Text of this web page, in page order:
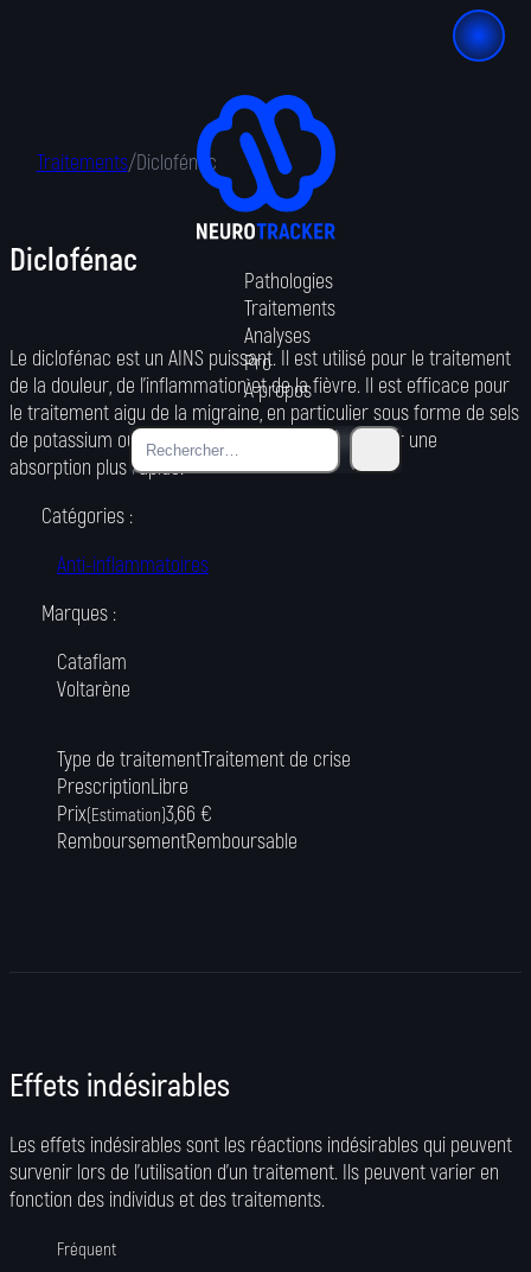
Pathologies
Traitements
Analyses
Pro
À propos
Traitements/Diclofénac
Diclofénac
Le diclofénac est un AINS puissant. Il est utilisé pour le traitement
de la douleur, de l'inflammation et de la fièvre. Il est efficace pour
le traitement aigu de la migraine, en particulier sous forme de sels
de potassium ou de comprimés effervescents pour une
absorption plus rapide.
Catégories :
Anti-inflammatoires
Marques :
Cataflam
Voltarène
Type de traitementTraitement de crise
PrescriptionLibre
Prix(Estimation)3,66 €
RemboursementRemboursable
Effets indésirables
Les effets indésirables sont les réactions indésirables qui peuvent
survenir lors de l’utilisation d’un traitement. Ils peuvent varier en
fonction des individus et des traitements.
Fréquent